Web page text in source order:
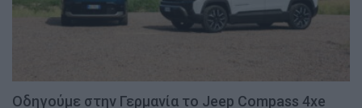
Οδηγούμε στην Γερμανία το Jeep Compass 4xe